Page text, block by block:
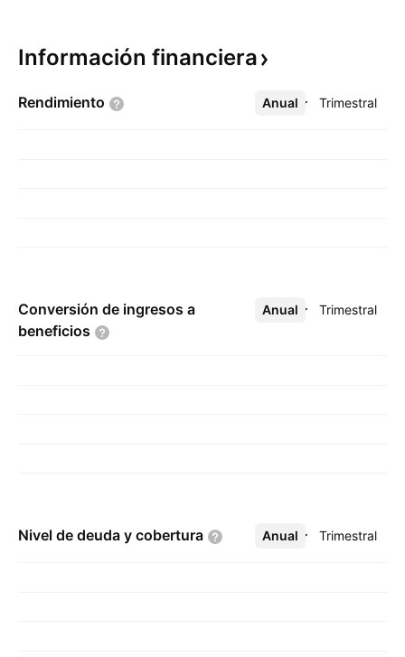
Información financiera
Rendimiento Anual Trimestral
Más
Conversión de ingresos a
beneficios
Anual Trimestral
Más
Nivel de deuda y cobertura Anual Trimestral
Más